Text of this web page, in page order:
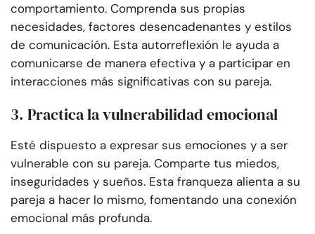
comportamiento. Comprenda sus propias
necesidades, factores desencadenantes y estilos
de comunicación. Esta autorreflexión le ayuda a
comunicarse de manera efectiva y a participar en
interacciones más significativas con su pareja.
3. Practica la vulnerabilidad emocional
Esté dispuesto a expresar sus emociones y a ser
vulnerable con su pareja. Comparte tus miedos,
inseguridades y sueños. Esta franqueza alienta a su
pareja a hacer lo mismo, fomentando una conexión
emocional más profunda.